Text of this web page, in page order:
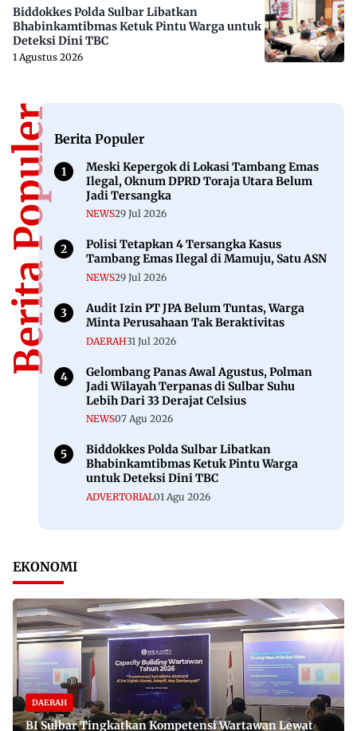
Biddokkes Polda Sulbar Libatkan
Bhabinkamtibmas Ketuk Pintu Warga untuk
Deteksi Dini TBC
1 Agustus 2026
Berita PopulerBerita Populer
Meski Kepergok di Lokasi Tambang Emas
Ilegal, Oknum DPRD Toraja Utara Belum
Jadi Tersangka
NEWS29 Jul 2026
Polisi Tetapkan 4 Tersangka Kasus
Tambang Emas Ilegal di Mamuju, Satu ASN
NEWS29 Jul 2026
Audit Izin PT JPA Belum Tuntas, Warga
Minta Perusahaan Tak Beraktivitas
DAERAH31 Jul 2026
Gelombang Panas Awal Agustus, Polman
Jadi Wilayah Terpanas di Sulbar Suhu
Lebih Dari 33 Derajat Celsius
NEWS07 Agu 2026
Biddokkes Polda Sulbar Libatkan
Bhabinkamtibmas Ketuk Pintu Warga
untuk Deteksi Dini TBC
ADVERTORIAL01 Agu 2026
EKONOMI
DAERAH
BI Sulbar Tingkatkan Kompetensi Wartawan Lewat